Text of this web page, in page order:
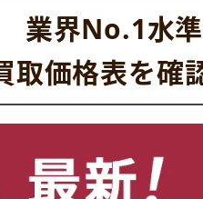
業界No.1水
取価格表を確